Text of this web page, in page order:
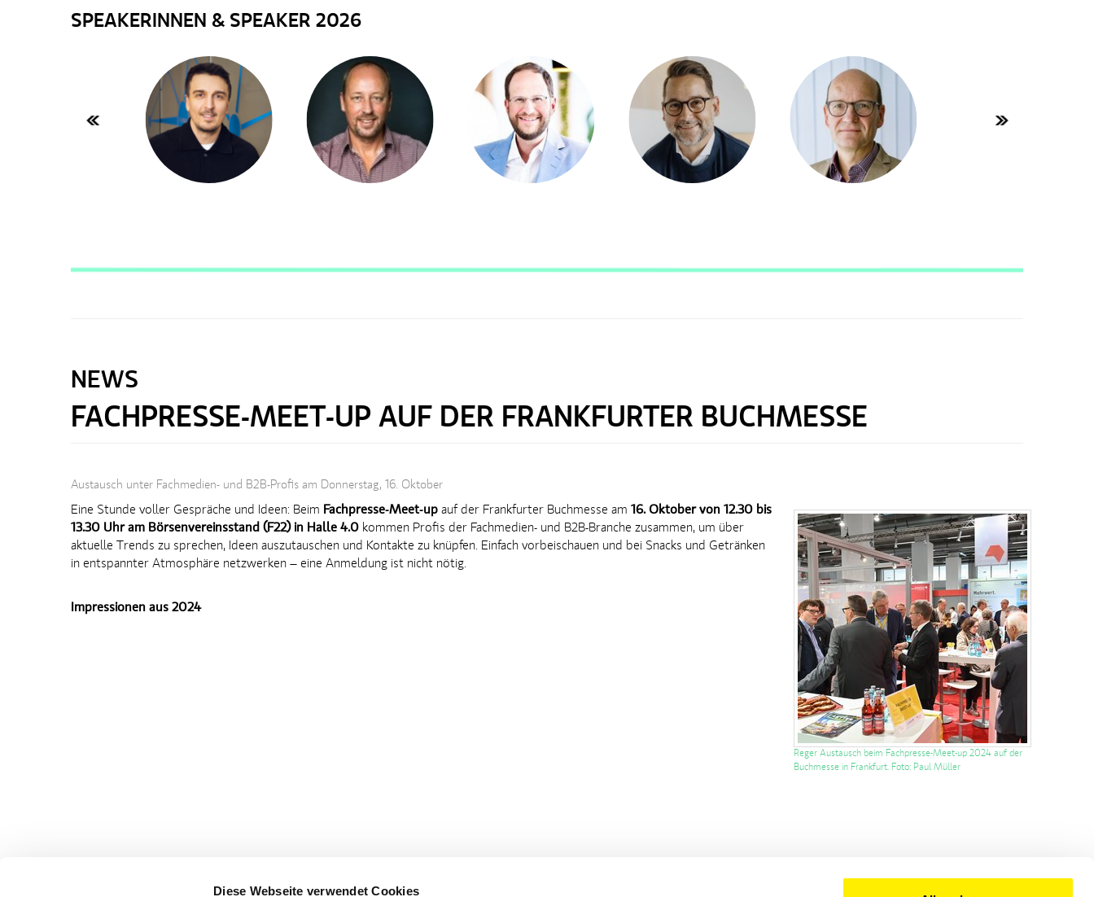
Diese Webseite verwendet Cookies
SPEAKERINNEN & SPEAKER 2026
NEWS
FACHPRESSE-MEET-UP AUF DER FRANKFURTER BUCHMESSE
Austausch unter Fachmedien- und B2B-Profis am Donnerstag, 16. Oktober
Reger Austausch beim Fachpresse-Meet-up 2024 auf der
Buchmesse in Frankfurt. Foto: Paul Müller
Eine Stunde voller Gespräche und Ideen: Beim Fachpresse-Meet-up auf der Frankfurter Buchmesse am 16. Oktober von 12.30 bis
13.30 Uhr am Börsenvereinsstand (F22) in Halle 4.0 kommen Profis der Fachmedien- und B2B-Branche zusammen, um über
aktuelle Trends zu sprechen, Ideen auszutauschen und Kontakte zu knüpfen. Einfach vorbeischauen und bei Snacks und Getränken
in entspannter Atmosphäre netzwerken – eine Anmeldung ist nicht nötig.
Impressionen aus 2024